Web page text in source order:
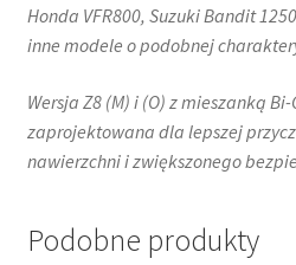
Honda VFR800, Suzuki Bandit
inne modele o podobnej
Wersja Z8 (M) i (O) z mieszanką
zaprojektowana dla lepszej
nawierzchni i zwiększonego
Podobne produkty